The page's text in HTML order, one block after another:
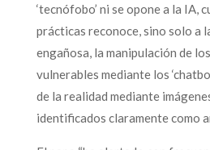
‘tecnófobo’ ni se opone a la IA,
prácticas reconoce, sino solo a
engañosa, la manipulación de
vulnerables mediante los
de la realidad mediante
identificados claramente como